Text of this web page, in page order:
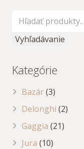
Vyhľadávanie
Kategórie
Bazár(3)
Delonghi (2)
Gaggia (21)
Jura (10)